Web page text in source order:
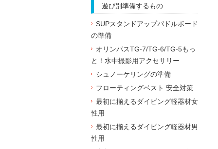
遊び別準備するもの
SUPスタンドアップパドルボード
の準備
オリンパスTG-7/TG-6/TG-5もっ
と！水中撮影用アクセサリー
シュノーケリングの準備
フローティングベスト 安全対策
最初に揃えるダイビング軽器材女
性用
最初に揃えるダイビング軽器材男
性用